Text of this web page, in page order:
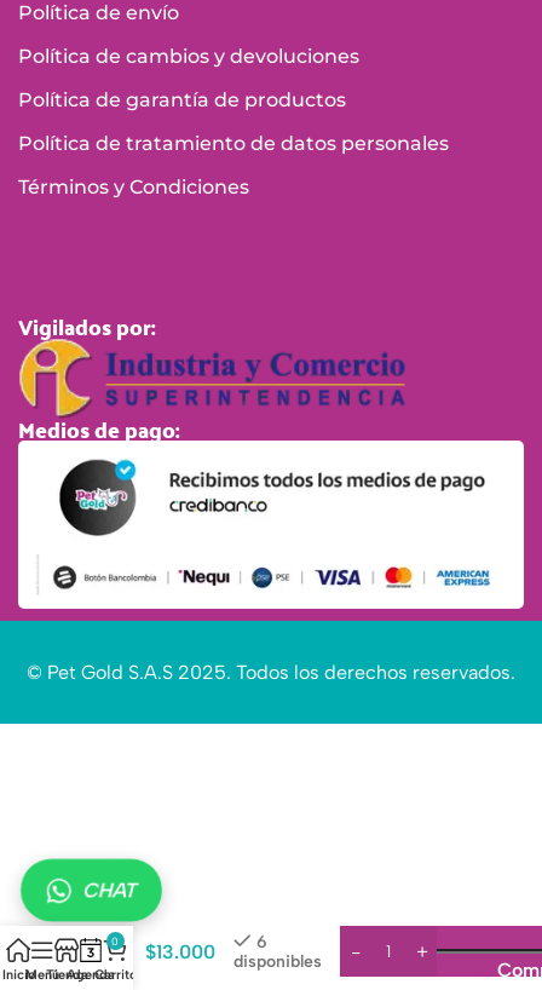
Política de envío
Política de cambios y devoluciones
Política de garantía de productos
Política de tratamiento de datos personales
Términos y Condiciones
Vigilados por:
Medios de pago:
© Pet Gold S.A.S 2025. Todos los derechos reservados.
cremoso
para
gato
Churu
atún y $13.000
6
disponibles
CHAT
InicioMenúTiendaAgenda
0
Carrito